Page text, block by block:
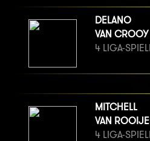
DELANO
VAN CROOY
4 LIGA-
MITCHELL
VAN
4 LIGA-